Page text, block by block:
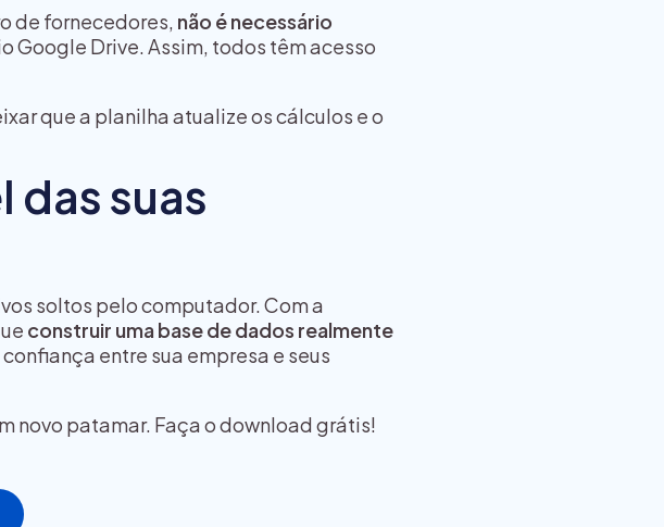
de fornecedores, não é necessário
Google Drive. Assim, todos têm acesso
que a planilha atualize os cálculos e o
das suas
soltos pelo computador. Com a
construir uma base de dados realmente
entre sua empresa e seus
novo patamar. Faça o download grátis!